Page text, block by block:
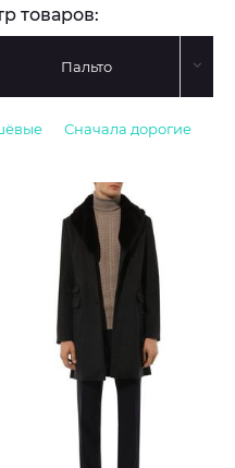
товаров:
Пальто
Сначала дорогие